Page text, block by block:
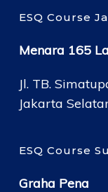
ESQ Course
Menara 165
Jl. TB.
Jakarta
ESQ Course
Graha Pena